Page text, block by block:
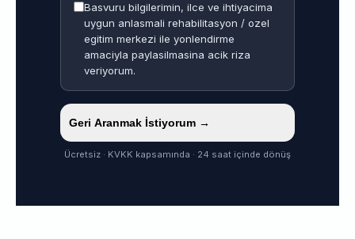
Basvuru bilgilerimin, ilce ve ihtiyacima
uygun anlasmali rehabilitasyon / ozel
egitim merkezi ile yonlendirme
amaciyla paylasilmasina acik riza
veriyorum.
Geri Aranmak İstiyorum →
Ücretsiz · KVKK kapsamında · 24 saat içinde dönüş